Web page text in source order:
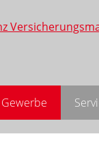
Gewerbe